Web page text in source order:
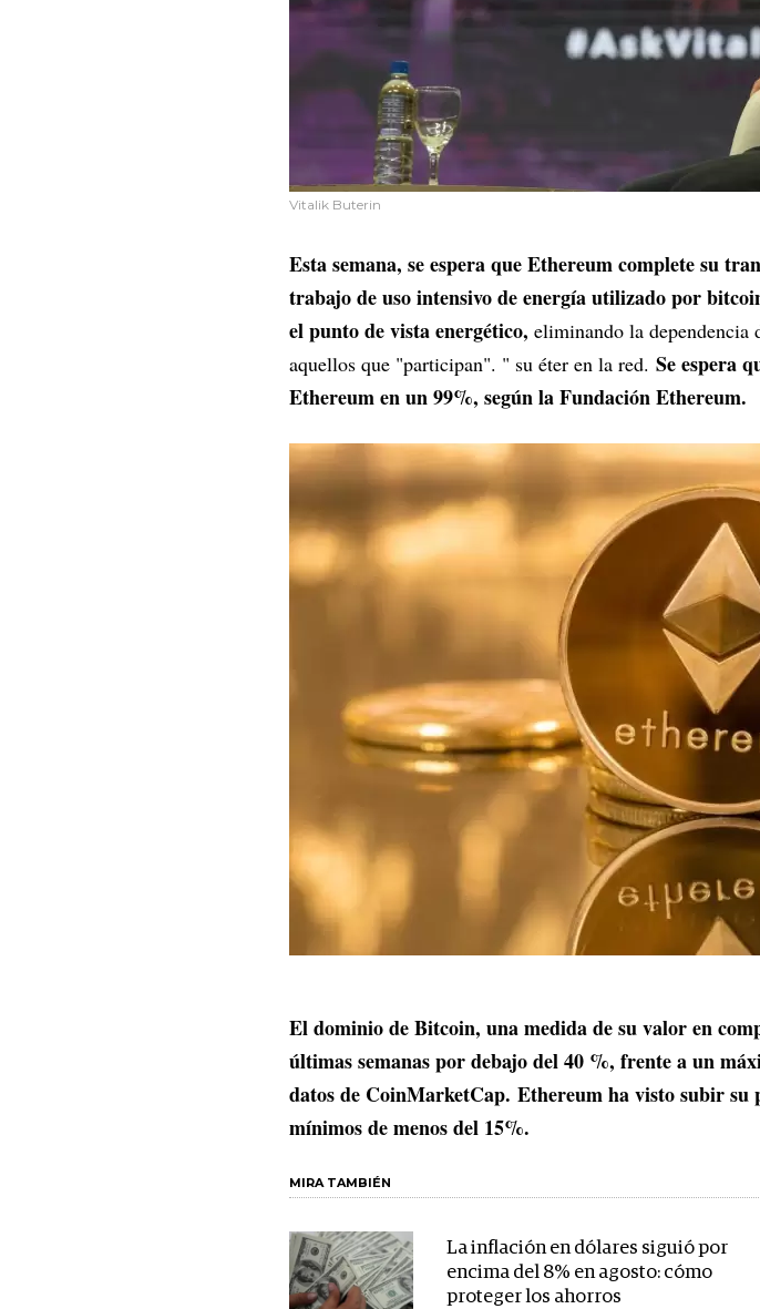
Vitalik Buterin
Esta semana, se espera que Ethereum complete su
trabajo de uso intensivo de energía utilizado por
el punto de vista energético, eliminando la dependencia
aquellos que "participan". " su éter en la red. Se espera
Ethereum en un 99%, según la Fundación Ethereum.
El dominio de Bitcoin, una medida de su valor en
últimas semanas por debajo del 40 %, frente a un
datos de CoinMarketCap. Ethereum ha visto subir su
mínimos de menos del 15%.
MIRA TAMBIÉN
La inflación en dólares siguió por
encima del 8% en agosto: cómo
proteger los ahorros